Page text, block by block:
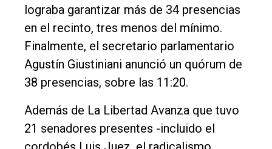
lograba garantizar más de 34 presencias
en el recinto, tres menos del mínimo.
Finalmente, el secretario parlamentario
Agustín Giustiniani anunció un quórum de
38 presencias, sobre las 11:20.
Además de La Libertad Avanza que tuvo
21 senadores presentes -incluido el